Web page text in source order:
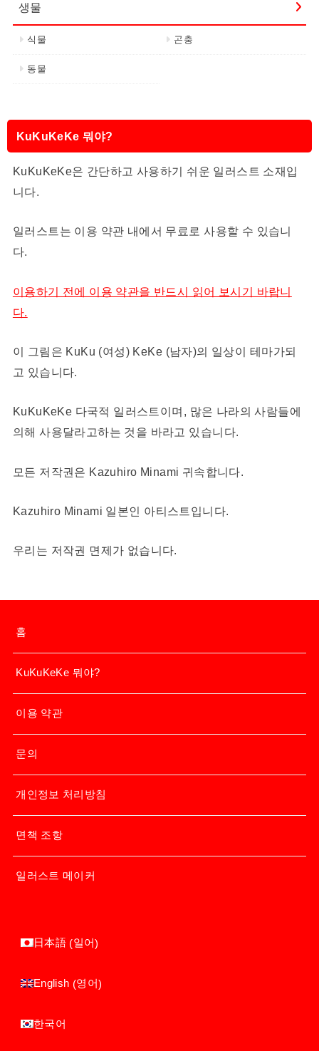
생물
식물 곤충
동물
KuKuKeKe 뭐야?
KuKuKeKe은 간단하고 사용하기 쉬운 일러스트 소재입
니다.
일러스트는 이용 약관 내에서 무료로 사용할 수 있습니
다.
이용하기 전에 이용 약관을 반드시 읽어 보시기 바랍니
다.
이 그림은 KuKu (여성) KeKe (남자)의 일상이 테마가되
고 있습니다.
KuKuKeKe 다국적 일러스트이며, 많은 나라의 사람들에
의해 사용달라고하는 것을 바라고 있습니다.
모든 저작권은 Kazuhiro Minami 귀속합니다.
Kazuhiro Minami 일본인 아티스트입니다.
우리는 저작권 면제가 없습니다.
홈
KuKuKeKe 뭐야?
이용 약관
문의
개인정보 처리방침
면책 조항
일러스트 메이커
日本語 (일어)
English (영어)
한국어